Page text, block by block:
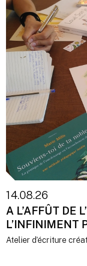
14.08.26
A L’AFFÛT DE
L’INFINIMENT
Atelier d’écriture